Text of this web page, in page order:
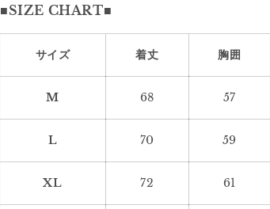
ク
オ
イ
フ
デ
ク
オ
イ
フ
デ
■SIZE CHART■
サイズ 着丈 胸囲
M 68 57
L 70 59
XL 72 61